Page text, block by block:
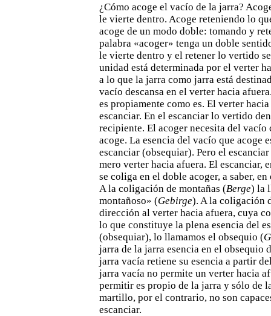
¿Cómo acoge el vacío de la jarra?
le vierte dentro. Acoge reteniendo lo
acoge de un modo doble: tomando y
palabra «acoger» tenga un doble
le vierte dentro y el retener lo vertido
unidad está determinada por el verter
a lo que la jarra como jarra está
vacío descansa en el verter hacia
es propiamente como es. El verter
escanciar. En el escanciar lo vertido
recipiente. El acoger necesita del vacío
acoge. La esencia del vacío que acoge
escanciar (obsequiar). Pero el
mero verter hacia afuera. El escanciar,
se coliga en el doble acoger, a saber,
A la coligación de montañas (Berge) la
montañoso» (Gebirge). A la coligación
dirección al verter hacia afuera, cuya
lo que constituye la plena esencia del
(obsequiar), lo llamamos el obsequio (
jarra de la jarra esencia en el obsequio
jarra vacía retiene su esencia a partir
jarra vacía no permite un verter hacia
permitir es propio de la jarra y sólo de
martillo, por el contrario, no son
escanciar.